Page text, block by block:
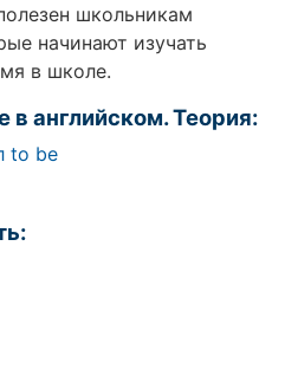
школьникам
начинают изучать
в школе.
в английском. Теория:
to be